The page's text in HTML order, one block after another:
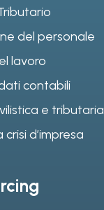
del personale
lavoro
contabili
e tributaria
d’impresa